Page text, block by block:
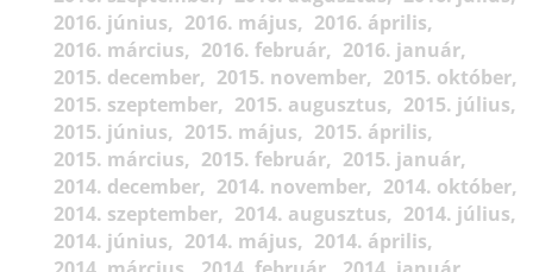
2016. június
2016. május
2016. április
2016. március
2016. február
2016. január
2015. december
2015. november
2015. október
2015. szeptember
2015. augusztus
2015. július
2015. június
2015. május
2015. április
2015. március
2015. február
2015. január
2014. december
2014. november
2014. október
2014. szeptember
2014. augusztus
2014. július
2014. június
2014. május
2014. április